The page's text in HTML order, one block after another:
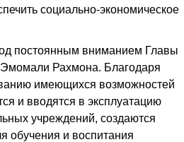
социально-экономическое
постоянным вниманием Главы
Эмомали Рахмона. Благодаря
имеющихся возможностей
и вводятся в эксплуатацию
учреждений, создаются
обучения и воспитания